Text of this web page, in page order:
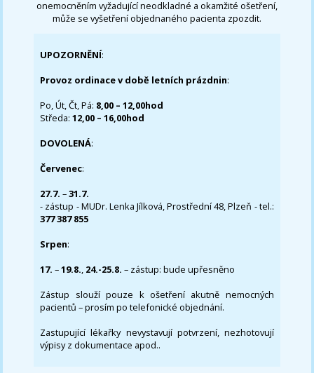
onemocněním vyžadující neodkladné a okamžité ošetření,
může se vyšetření objednaného pacienta zpozdit.
UPOZORNĚNÍ:
Provoz ordinace v době letních prázdnin:
Po, Út, Čt, Pá: 8,00 – 12,00hod
Středa:12,00 – 16,00hod
DOVOLENÁ:
Červenec:
27.7.–31.7.
- zástup - MUDr. Lenka Jílková, Prostřední 48, Plzeň - tel.:
377 387 855
Srpen:
17. –19.8., 24.-25.8. – zástup: bude upřesněno
Zástup slouží pouze k ošetření akutně nemocných
pacientů – prosím po telefonické objednání.
Zastupující lékařky nevystavují potvrzení, nezhotovují
výpisy z dokumentace apod..